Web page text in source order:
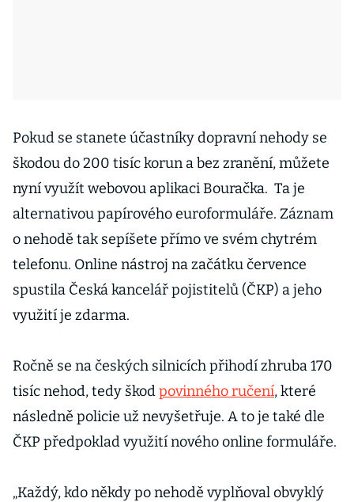
Pokud se stanete účastníky dopravní nehody se
škodou do 200 tisíc korun a bez zranění, můžete
nyní využít webovou aplikaci Bouračka. Ta je
alternativou papírového euroformuláře. Záznam
o nehodě tak sepíšete přímo ve svém chytrém
telefonu. Online nástroj na začátku července
spustila Česká kancelář pojistitelů (ČKP) a jeho
využití je zdarma.
Ročně se na českých silnicích přihodí zhruba 170
tisíc nehod, tedy škodpovinného ručení, které
následně policie už nevyšetřuje. A to je také dle
ČKP předpoklad využití nového online formuláře.
„Každý, kdo někdy po nehodě vyplňoval obvyklý